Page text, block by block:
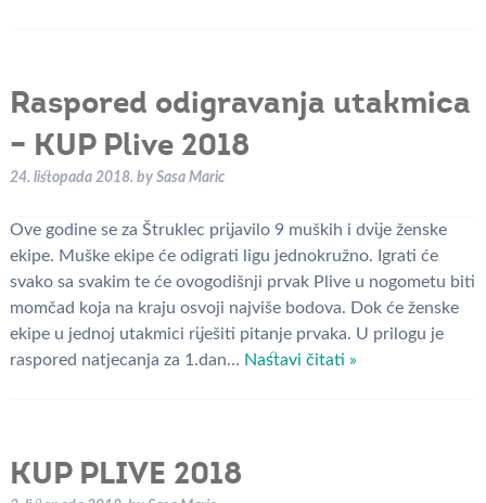
Raspored odigravanja utakmica
– KUP Plive 2018
24. listopada 2018. by Sasa Maric
Ove godine se za Štruklec prijavilo 9 muških i dvije ženske
ekipe. Muške ekipe će odigrati ligu jednokružno. Igrati će
svako sa svakim te će ovogodišnji prvak Plive u nogometu biti
momčad koja na kraju osvoji najviše bodova. Dok će ženske
ekipe u jednoj utakmici riješiti pitanje prvaka. U prilogu je
raspored natjecanja za 1.dan… Nastavi čitati »
KUP PLIVE 2018